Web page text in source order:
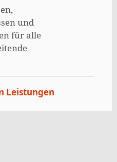
und
für alle
Leistungen